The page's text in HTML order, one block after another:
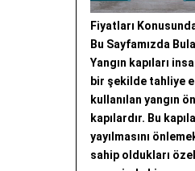
Fiyatları
Bu Sayfamızda
Yangın kapıları
bir şekilde tahliye
kullanılan yangın
kapılardır. Bu
yayılmasını
sahip oldukları